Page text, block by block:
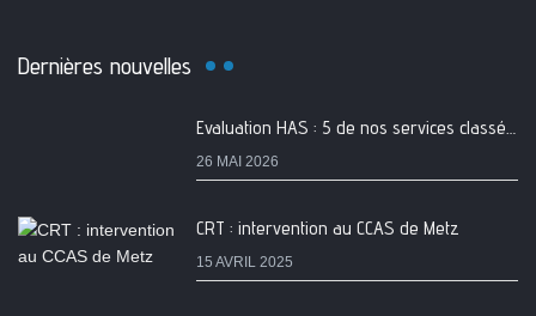
Dernières nouvelles
Evaluation HAS : 5 de nos services classés A
26 MAI 2026
CRT : intervention au CCAS de Metz
15 AVRIL 2025